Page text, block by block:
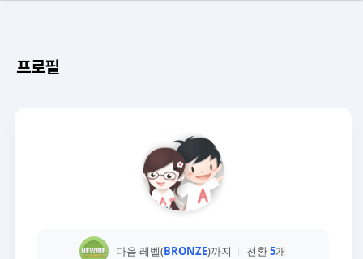
프로필
다음 레벨(BRONZE)까지 전환5개